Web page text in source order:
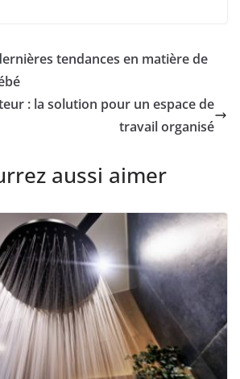
tendances en matière de
: la solution pour un espace de
travail organisé
aussi aimer